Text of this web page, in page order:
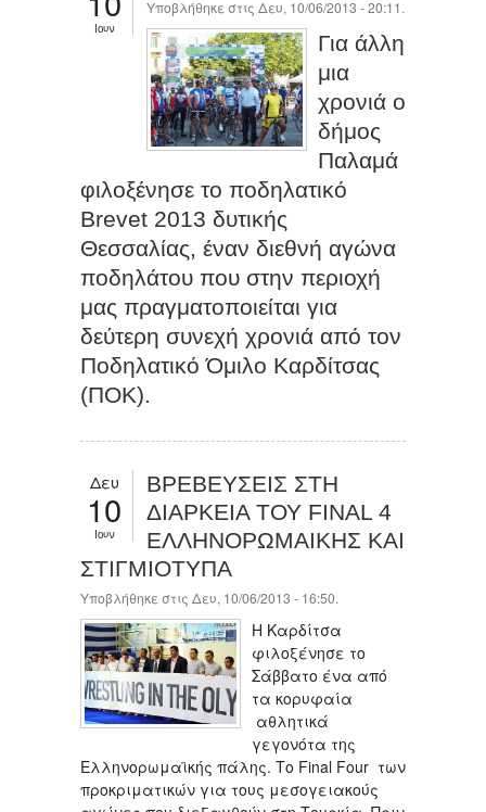
Ιουν
Υποβλήθηκε στις Δευ, 10/06/2013 - 20:11.
Για άλλη
μια
χρονιά ο
δήμος
Παλαμά
φιλοξένησε το ποδηλατικό
Brevet 2013 δυτικής
Θεσσαλίας, έναν διεθνή αγώνα
ποδηλάτου που στην περιοχή
μας πραγματοποιείται για
δεύτερη συνεχή χρονιά από τον
Ποδηλατικό Όμιλο Καρδίτσας
(ΠΟΚ).
Δευ
10
Ιουν
ΒΡΕΒΕΥΣΕΙΣ ΣΤΗ
ΔΙΑΡΚΕΙΑ ΤΟΥ FINAL 4
ΕΛΛΗΝΟΡΩΜΑΙΚΗΣ ΚΑΙ
ΣΤΙΓΜΙΟΤΥΠΑ
Υποβλήθηκε στις Δευ, 10/06/2013 - 16:50.
Η Καρδίτσα
φιλοξένησε το
Σάββατο ένα από
τα κορυφαία
αθλητικά
γεγονότα της
Ελληνορωμαϊκής πάλης. Το Final Four των
προκριματικών για τους μεσογειακούς